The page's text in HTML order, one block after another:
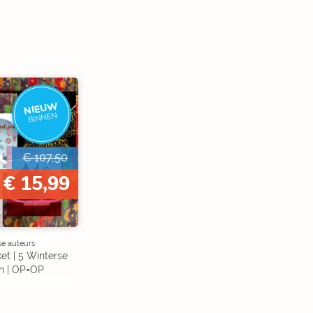
NIEUW
BINNEN
€ 107,50
€ 15,99
auteurs
| 5 Winterse
| OP=OP